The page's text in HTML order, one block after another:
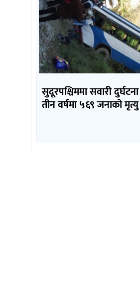
सुदूरपश्चिममा सवारी
तीन वर्षमा ५६९ जनाको मृत्यु